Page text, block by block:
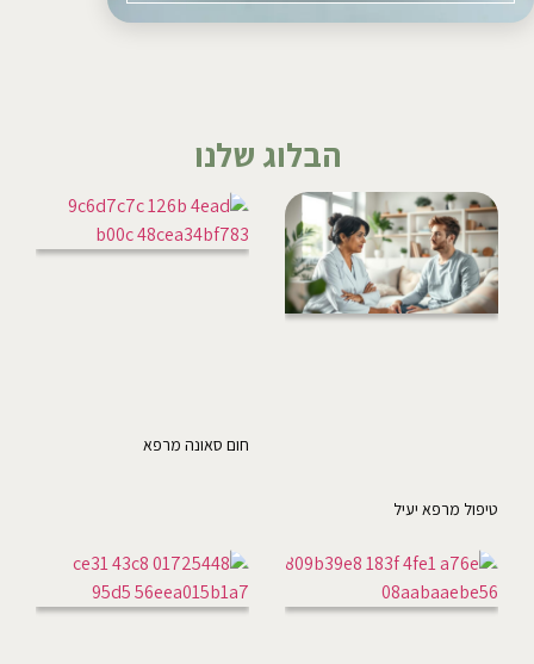
הבלוג שלנו
טיפול מרפא יעיל
חום סאונה מרפא